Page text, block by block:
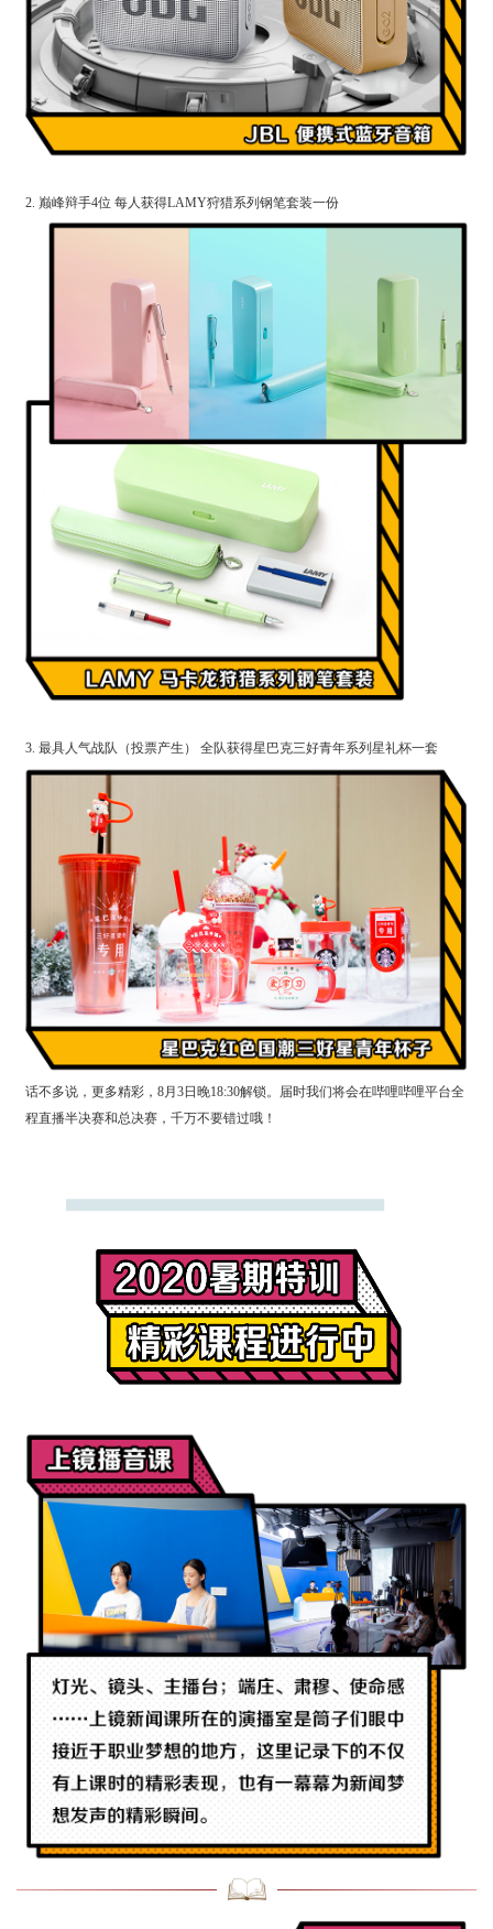
2. 巅峰辩手4位 每人获得LAMY狩猎系列钢笔套装一份
3. 最具人气战队（投票产生） 全队获得星巴克三好青年系列星礼杯一套
话不多说，更多精彩，8月3日晚18:30解锁。届时我们将会在哔哩哔哩平台全
程直播半决赛和总决赛，千万不要错过哦！